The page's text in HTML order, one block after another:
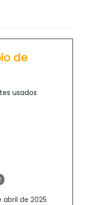
de
usados
abril de 2025